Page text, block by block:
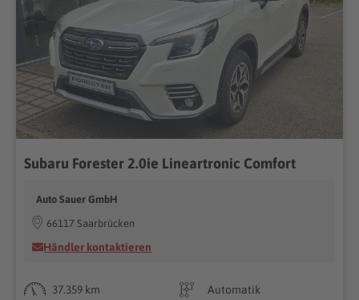
Subaru Forester 2.0ie Lineartronic Comfort
Auto Sauer GmbH
66117 Saarbrücken
Händler kontaktieren
37.359 km
Automatik